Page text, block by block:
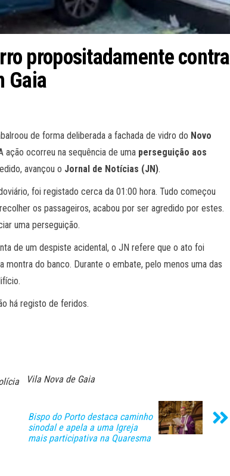
propositadamente contra
Gaia
de forma deliberada a fachada de vidro do Novo
ação ocorreu na sequência de uma perseguição aos
avançou o Jornal de Notícias (JN).
foi registado cerca da 01:00 hora. Tudo começou
os passageiros, acabou por ser agredido por estes.
uma perseguição.
de um despiste acidental, o JN refere que o ato foi
do banco. Durante o embate, pelo menos uma das
há registo de feridos.
Vila Nova de Gaia
Bispo do Porto destaca caminho
sinodal e apela a uma Igreja
mais participativa na Quaresma